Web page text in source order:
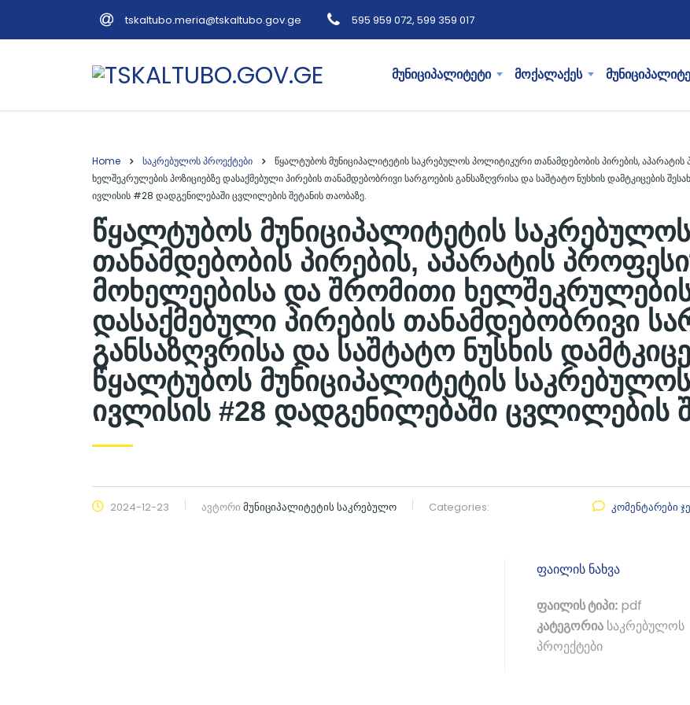
tskaltubo.meria@tskaltubo.gov.ge 595 959 072, 599 359 017
მუნიციპალიტეტი მოქალაქეს
Home საკრებულოს პროექტები
წყალტუბოს მუნიციპალიტეტის საკრებულოს პოლიტიკური თანამდებობის პირების,
ხელშეკრულების პოზიციებზე დასაქმებული პირების თანამდებობრივი სარგოების განსაზღვრისა და საშტატო ნუსხის დამტკიცების
ივლისის #28 დადგენილებაში ცვლილების შეტანის თაობაზე.
წყალტუბოს მუნიციპალიტეტის
თანამდებობის პირების, აპარატის
მოხელეებისა და შრომითი ხელშეკრულების
დასაქმებული პირების თანამდებობრივი
განსაზღვრისა და საშტატო ნუსხის
წყალტუბოს მუნიციპალიტეტის
ივლისის #28 დადგენილებაში ცვლილების
2024-12-23 ავტორი მუნიციპალიტეტის საკრებულო Categories: კომენტარები
ფაილის ნახვა
ფაილის ტიპი:pdf
კატეგორიასაკრებულოს
პროექტები